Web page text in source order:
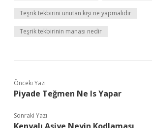
Teşrik tekbirini unutan kişi ne yapmalıdır
Teşrik tekbirinin manası nedir
Önceki Yazı
Piyade Teğmen Ne Is Yapar
Sonraki Yazı